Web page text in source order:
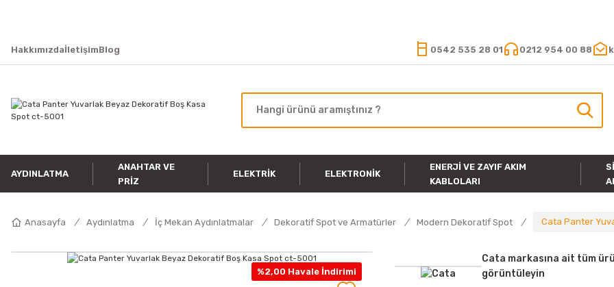
HakkımızdaİletişimBlog 0542 535 28 01 0212 954 00 88
AYDINLATMA
ANAHTAR VE
PRIZ
ELEKTRIK ELEKTRONIK
ENERJI VE ZAYIF AKIM
KABLOLARI
Anasayfa Aydınlatma İç Mekan Aydınlatmalar Dekoratif Spot ve Armatürler Modern Dekoratif Spot Cata Panter
%2,00 Havale İndirimi
Cata markasına ait tüm
görüntüleyin